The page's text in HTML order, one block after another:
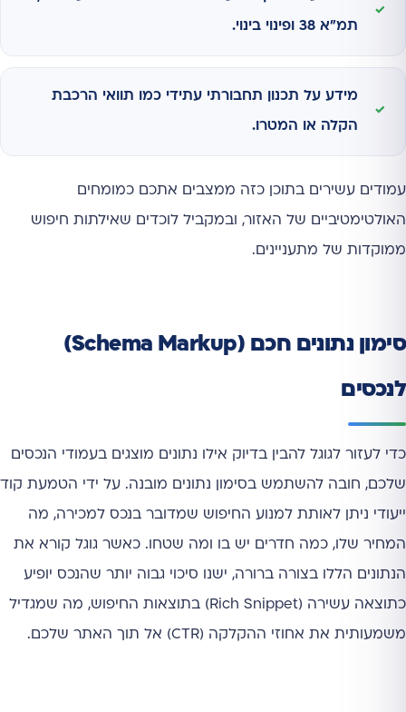
תמ"א 38 ופינוי בינוי.
מידע על תכנון תחבורתי עתידי כמו תוואי הרכבת
הקלה או המטרו.
עמודים עשירים בתוכן כזה ממצבים אתכם כמומחים
האולטימטיביים של האזור, ובמקביל לוכדים שאילתות חיפוש
ממוקדות של מתעניינים.
סימון נתונים חכם (Schema Markup)
לנכסים
כדי לעזור לגוגל להבין בדיוק אילו נתונים מוצגים בעמודי הנכסים
שלכם, חובה להשתמש בסימון נתונים מובנה. על ידי הטמעת קוד
ייעודי ניתן לאותת למנוע החיפוש שמדובר בנכס למכירה, מה
המחיר שלו, כמה חדרים יש בו ומה שטחו. כאשר גוגל קורא את
הנתונים הללו בצורה ברורה, ישנו סיכוי גבוה יותר שהנכס יופיע
כתוצאה עשירה (Rich Snippet) בתוצאות החיפוש, מה שמגדיל
משמעותית את אחוזי ההקלקה (CTR) אל תוך האתר שלכם.